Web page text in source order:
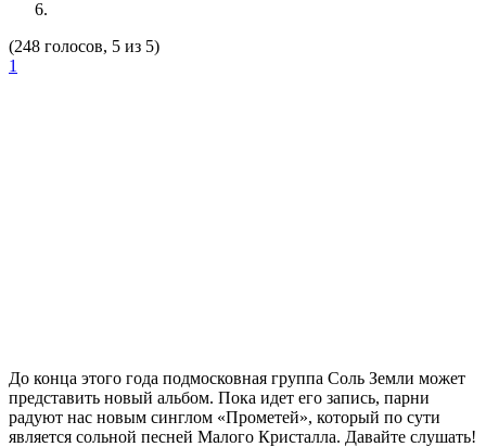
(248 голосов, 5 из 5)
1
До конца этого года подмосковная группа Соль Земли может
представить новый альбом. Пока идет его запись, парни
радуют нас новым синглом «Прометей», который по сути
является сольной песней Малого Кристалла. Давайте слушать!